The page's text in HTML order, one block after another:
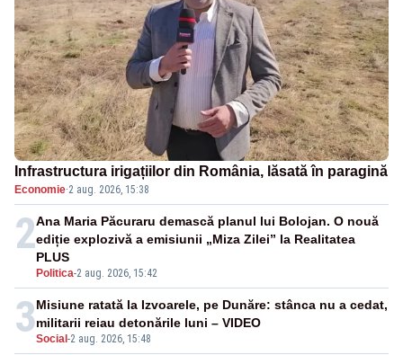
Infrastructura irigațiilor din România, lăsată în paragină
Economie·2 aug. 2026, 15:38
2
Politica-2 aug. 2026, 15:42
Ana Maria Păcuraru demască planul lui Bolojan. O nouă
ediție explozivă a emisiunii „Miza Zilei” la Realitatea
PLUS
3Social-2 aug. 2026, 15:48
Misiune ratată la Izvoarele, pe Dunăre: stânca nu a cedat,
militarii reiau detonările luni – VIDEO